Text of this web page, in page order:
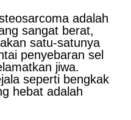
adalah
sangat berat,
satu-satunya
penyebaran sel
jiwa.
seperti bengkak
hebat adalah